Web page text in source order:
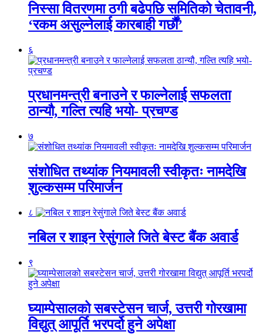
निस्सा वितरणमा ठगी बढेपछि समितिको चेतावनी,
‘रकम असुल्नेलाई कारबाही गर्छाैं’
६
प्रधानमन्त्री बनाउने र फाल्नेलाई सफलता
ठान्यौ, गल्ति त्यहि भयो- प्रचण्ड
७
संशोधित तथ्यांक नियमावली स्वीकृतः नामदेखि
शुल्कसम्म परिमार्जन
८
नबिल र शाइन रेसुंगाले जिते बेस्ट बैंक अवार्ड
९
घ्याम्पेसालको सबस्टेसन चार्ज, उत्तरी गोरखामा
विद्युत् आपूर्ति भरपर्दो हुने अपेक्षा